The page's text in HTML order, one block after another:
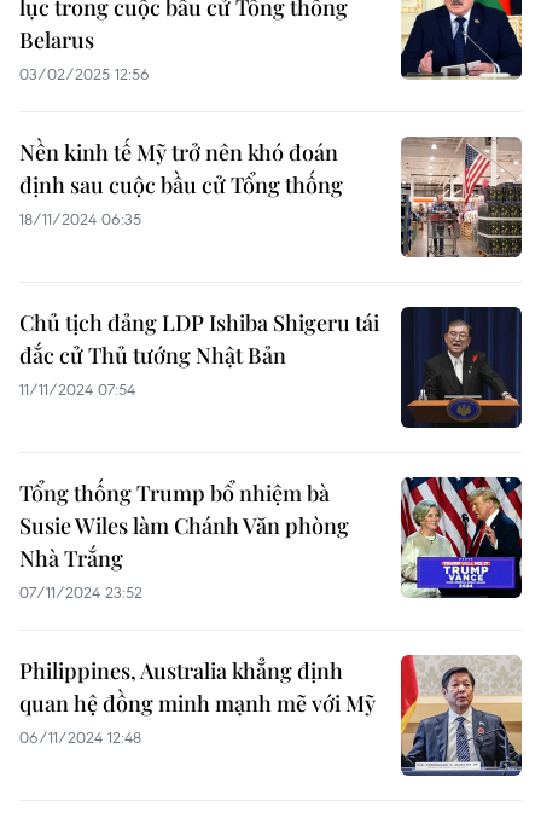
lục trong cuộc bầu cử Tổng thống
Belarus
03/02/2025 12:56
Nền kinh tế Mỹ trở nên khó đoán
định sau cuộc bầu cử Tổng thống
18/11/2024 06:35
Chủ tịch đảng LDP Ishiba Shigeru tái
đắc cử Thủ tướng Nhật Bản
11/11/2024 07:54
Tổng thống Trump bổ nhiệm bà
Susie Wiles làm Chánh Văn phòng
Nhà Trắng
07/11/2024 23:52
Philippines, Australia khẳng định
quan hệ đồng minh mạnh mẽ với Mỹ
06/11/2024 12:48